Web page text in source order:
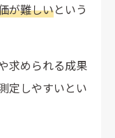
が難しいという
求められる成果
定しやすいとい